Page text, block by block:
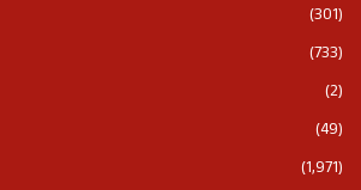
(301)
(733)
(2)
(49)
(1,971)